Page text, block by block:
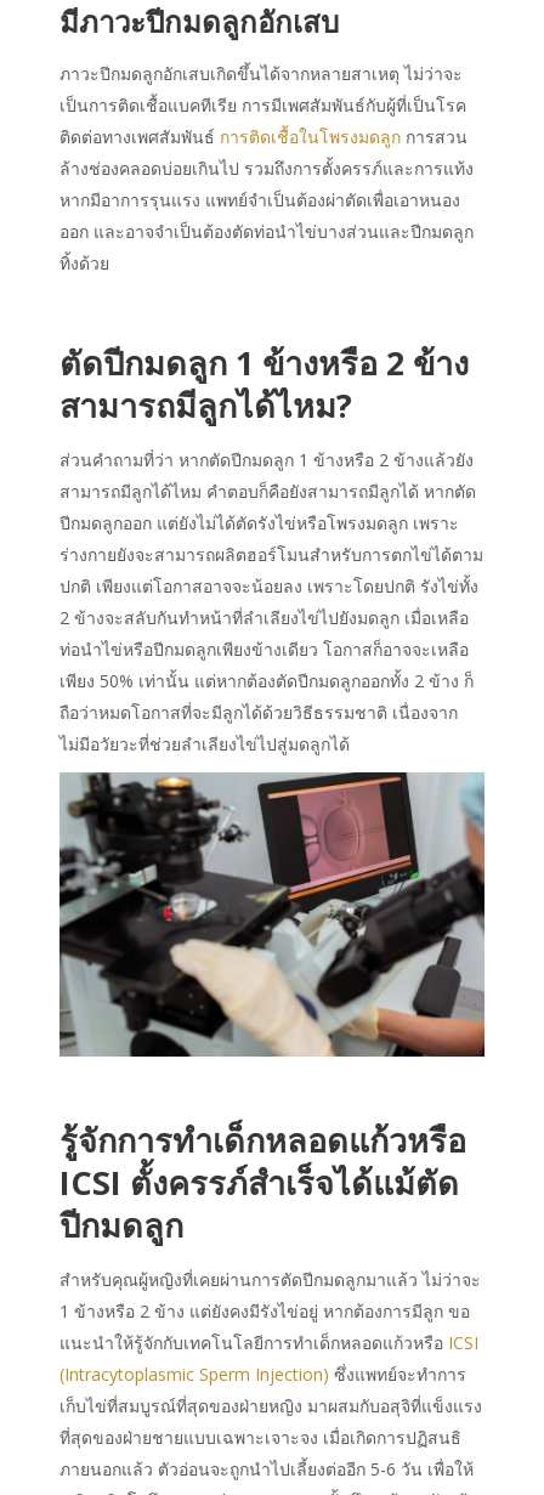
มีภาวะปีกมดลูกอักเสบ
ภาวะปีกมดลูกอักเสบเกิดขึ้นได้จากหลายสาเหตุ ไม่ว่าจะ
เป็นการติดเชื้อแบคทีเรีย การมีเพศสัมพันธ์กับผู้ที่เป็นโรค
ติดต่อทางเพศสัมพันธ์ การติดเชื้อในโพรงมดลูก การสวน
ล้างช่องคลอดบ่อยเกินไป รวมถึงการตั้งครรภ์และการแท้ง
หากมีอาการรุนแรง แพทย์จำเป็นต้องผ่าตัดเพื่อเอาหนอง
ออก และอาจจำเป็นต้องตัดท่อนำไข่บางส่วนและปีกมดลูก
ทิ้งด้วย
ตัดปีกมดลูก 1 ข้างหรือ 2 ข้าง
สามารถมีลูกได้ไหม?
ส่วนคำถามที่ว่า หากตัดปีกมดลูก 1 ข้างหรือ 2 ข้างแล้วยัง
สามารถมีลูกได้ไหม คำตอบก็คือยังสามารถมีลูกได้ หากตัด
ปีกมดลูกออก แต่ยังไม่ได้ตัดรังไข่หรือโพรงมดลูก เพราะ
ร่างกายยังจะสามารถผลิตฮอร์โมนสำหรับการตกไข่ได้ตาม
ปกติ เพียงแต่โอกาสอาจจะน้อยลง เพราะโดยปกติ รังไข่ทั้ง
2 ข้างจะสลับกันทำหน้าที่ลำเลียงไข่ไปยังมดลูก เมื่อเหลือ
ท่อนำไข่หรือปีกมดลูกเพียงข้างเดียว โอกาสก็อาจจะเหลือ
เพียง 50% เท่านั้น แต่หากต้องตัดปีกมดลูกออกทั้ง 2 ข้าง ก็
ถือว่าหมดโอกาสที่จะมีลูกได้ด้วยวิธีธรรมชาติ เนื่องจาก
ไม่มีอวัยวะที่ช่วยลำเลียงไข่ไปสู่มดลูกได้
รู้จักการทำเด็กหลอดแก้วหรือ
ICSI ตั้งครรภ์สำเร็จได้แม้ตัด
ปีกมดลูก
สำหรับคุณผู้หญิงที่เคยผ่านการตัดปีกมดลูกมาแล้ว ไม่ว่าจะ
1 ข้างหรือ 2 ข้าง แต่ยังคงมีรังไข่อยู่ หากต้องการมีลูก ขอ
แนะนำให้รู้จักกับเทคโนโลยีการทำเด็กหลอดแก้วหรือ ICSI
(Intracytoplasmic Sperm Injection) ซึ่งแพทย์จะทำการ
เก็บไข่ที่สมบูรณ์ที่สุดของฝ่ายหญิง มาผสมกับอสุจิที่แข็งแรง
ที่สุดของฝ่ายชายแบบเฉพาะเจาะจง เมื่อเกิดการปฏิสนธิ
ภายนอกแล้ว ตัวอ่อนจะถูกนำไปเลี้ยงต่ออีก 5-6 วัน เพื่อให้